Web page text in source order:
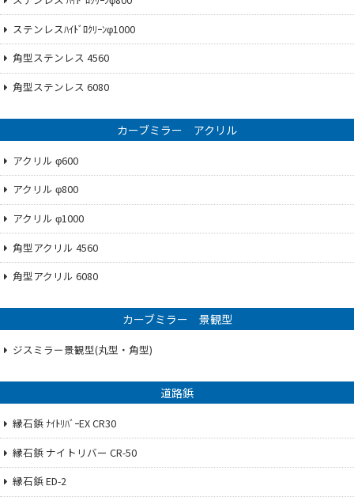
ステンレスﾊｲﾄﾞﾛｸﾘｰﾝφ1000
角型ステンレス 4560
角型ステンレス 6080
カーブミラー アクリル
アクリル φ600
アクリル φ800
アクリル φ1000
角型アクリル 4560
角型アクリル 6080
カーブミラー 景観型
ジスミラー景観型(丸型・角型)
道路鋲
縁石鋲 ﾅｲﾄﾘﾊﾞｰEX CR30
縁石鋲 ナイトリバー CR-50
縁石鋲 ED-2